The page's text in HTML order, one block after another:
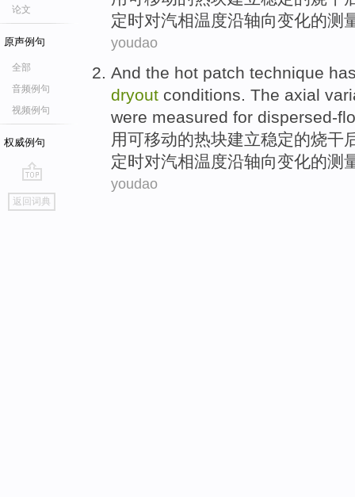
论文
原声例句
全部
音频例句
视频例句
权威例句
go
top
返回词典
定时对汽相温度沿轴向变化的测
youdao
And the hot patch technique
dryout conditions. The axial
were measured for dispersed-
用可移动的热块建立稳定的烧干
定时对汽相温度沿轴向变化的测
youdao